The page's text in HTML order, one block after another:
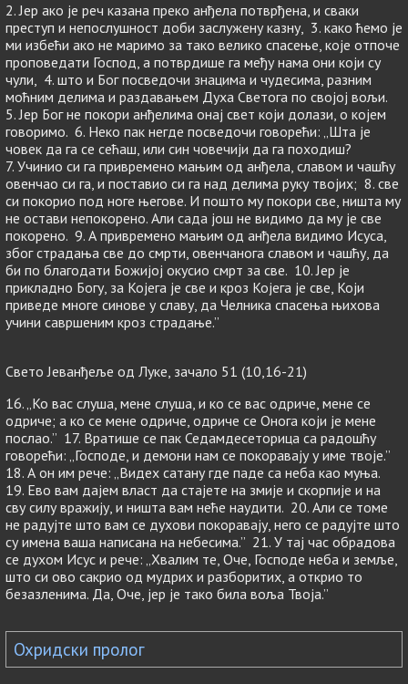
2. Јер ако је реч казана преко анђела потврђена, и сваки
преступ и непослушност доби заслужену казну, 3. како ћемо је
ми избећи ако не маримо за тако велико спасење, које отпоче
проповедати Господ, а потврдише га међу нама они који су
чули, 4. што и Бог посведочи знацима и чудесима, разним
моћним делима и раздавањем Духа Светога по својој вољи.
5. Јер Бог не покори анђелима онај свет који долази, о којем
говоримо. 6. Неко пак негде посведочи говорећи: „Шта је
човек да га се сећаш, или син човечији да га походиш?
7. Учинио си га привремено мањим од анђела, славом и чашћу
овенчао си га, и поставио си га над делима руку твојих; 8. све
си покорио под ноге његове. И пошто му покори све, ништа му
не остави непокорено. Али сада још не видимо да му је све
покорено. 9. А привремено мањим од анђела видимо Исуса,
због страдања све до смрти, овенчанога славом и чашћу, да
би по благодати Божијој окусио смрт за све. 10. Јер је
прикладно Богу, за Којега је све и кроз Којега је све, Који
приведе многе синове у славу, да Челника спасења њихова
учини савршеним кроз страдање.”
Свето Јеванђеље од Луке, зачало 51 (10,16-21)
16. „Ко вас слуша, мене слуша, и ко се вас одриче, мене се
одриче; а ко се мене одриче, одриче се Онога који је мене
послао.” 17. Вратише се пак Седамдесеторица са радошћу
говорећи: „Господе, и демони нам се покоравају у име твоје.”
18. А он им рече: „Видех сатану где паде са неба као муња.
19. Ево вам дајем власт да стајете на змије и скорпије и на
сву силу вражију, и ништа вам неће наудити. 20. Али се томе
не радујте што вам се духови покоравају, него се радујте што
су имена ваша написана на небесима.” 21. У тај час обрадова
се духом Исус и рече: „Хвалим те, Оче, Господе неба и земље,
што си ово сакрио од мудрих и разборитих, а открио то
безазленима. Да, Оче, јер је тако била воља Твоја.”
Охридски пролог